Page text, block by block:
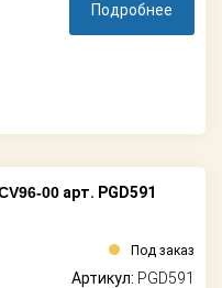
Подробнее
00 арт. PGD591
Под заказ
Артикул: PGD591